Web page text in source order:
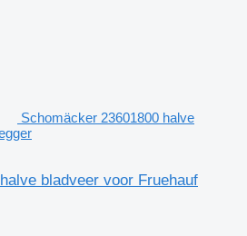
Schomäcker 23601800 halve
bladveer voor Fruehauf